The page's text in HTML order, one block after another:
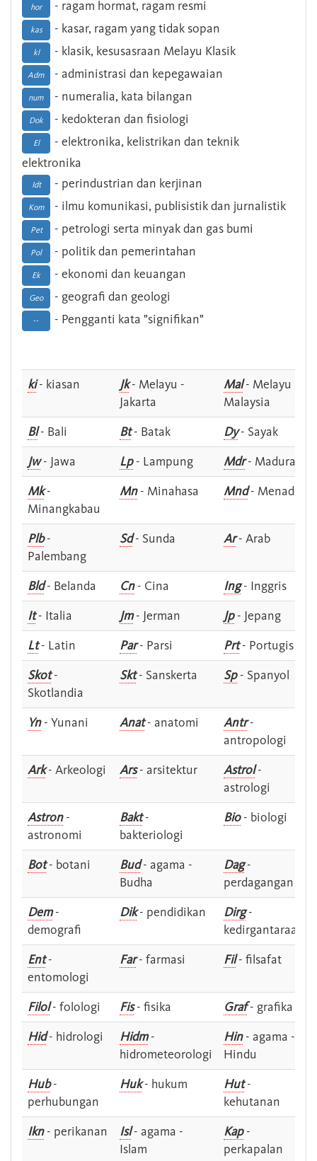
hor - ragam hormat, ragam resmi
kas - kasar, ragam yang tidak sopan
kl - klasik, kesusasraan Melayu Klasik
Adm - administrasi dan kepegawaian
num - numeralia, kata bilangan
Dok - kedokteran dan fisiologi
El
- elektronika, kelistrikan dan teknik
elektronika
Idt - perindustrian dan kerjinan
Kom - ilmu komunikasi, publisistik dan jurnalistik
Pet - petrologi serta minyak dan gas bumi
Pol - politik dan pemerintahan
Ek - ekonomi dan keuangan
Geo - geografi dan geologi
-- - Pengganti kata "signifikan"
ki- kiasan Jk- Melayu -
Jakarta
Mal- Melayu -
Malaysia
Bl- Bali Bt- Batak Dy- Sayak
Jw- Jawa Lp- Lampung Mdr- Madura
Mk-
Minangkabau
Mn- Minahasa Mnd- Menado
Plb-
Palembang
Sd- Sunda Ar- Arab
Bld- Belanda Cn- Cina Ing- Inggris
It- Italia Jm- Jerman Jp- Jepang
Lt- Latin Par- Parsi Prt- Portugis
Skot-
Skotlandia
Skt- Sanskerta Sp- Spanyol
Yn- Yunani Anat- anatomi Antr-
antropologi
Ark- Arkeologi Ars- arsitektur Astrol-
astrologi
Astron-
astronomi
Bakt-
bakteriologi
Bio- biologi
Bot- botani Bud- agama -
Budha
Dag-
perdagangan
Dem-
demografi
Dik- pendidikan Dirg-
kedirgantaraan
Ent-
entomologi
Far- farmasi Fil- filsafat
Filol- folologi Fis- fisika Graf- grafika
Hid- hidrologi Hidm-
hidrometeorologi
Hin- agama -
Hindu
Hub-
perhubungan
Huk- hukum Hut-
kehutanan
Ikn- perikanan Isl- agama -
Islam
Kap-
perkapalan